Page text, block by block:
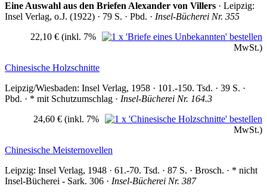
Eine Auswahl aus den Briefen Alexander von Villers · Leipzig:
Insel Verlag, o.J. (1922) · 79 S. · Pbd. · Insel-Bücherei Nr. 355
22,10 € (inkl. 7%
MwSt.)
Chinesische Holzschnitte
Leipzig/Wiesbaden: Insel Verlag, 1958 · 101.-150. Tsd. · 39 S. ·
Pbd. · * mit Schutzumschlag · Insel-Bücherei Nr. 164.3
24,60 € (inkl. 7%
MwSt.)
Chinesische Meisternovellen
Leipzig: Insel Verlag, 1948 · 61.-70. Tsd. · 87 S. · Brosch. · * nicht
Insel-Bücherei - Sark. 306 · Insel-Bücherei Nr. 387